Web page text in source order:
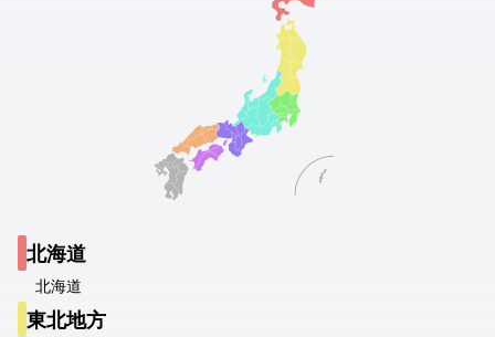
北海道
北海道
東北地方